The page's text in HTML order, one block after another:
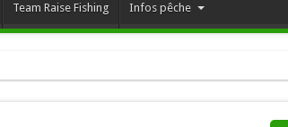
Team Raise Fishing Infos pêche